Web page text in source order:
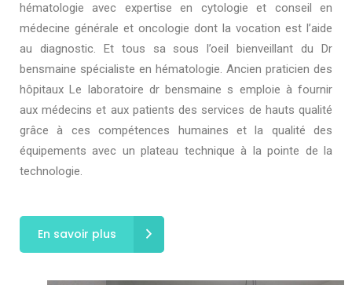
hématologie avec expertise en cytologie et conseil en
médecine générale et oncologie dont la vocation est l’aide
au diagnostic. Et tous sa sous l’oeil bienveillant du Dr
bensmaine spécialiste en hématologie. Ancien praticien des
hôpitaux Le laboratoire dr bensmaine s emploie à fournir
aux médecins et aux patients des services de hauts qualité
grâce à ces compétences humaines et la qualité des
équipements avec un plateau technique à la pointe de la
technologie.
En savoir plus